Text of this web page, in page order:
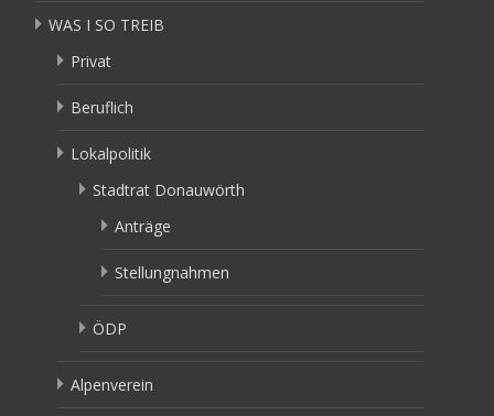
WAS I SO TREIB
Privat
Beruflich
Lokalpolitik
Stadtrat Donauwörth
Anträge
Stellungnahmen
ÖDP
Alpenverein